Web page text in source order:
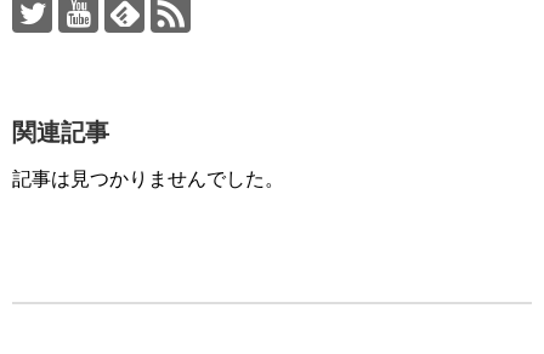
関連記事
記事は見つかりませんでした。